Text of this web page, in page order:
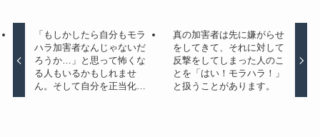
「もしかしたら自分もモラ
ハラ加害者なんじゃないだ
ろうか…」と思って怖くな
る人もいるかもしれませ
ん。そして自分を正当化…
真の加害者は先に嫌がらせ
をしてきて、それに対して
反撃をしてしまった人のこ
とを「はい！モラハラ！」
と扱うことがあります。